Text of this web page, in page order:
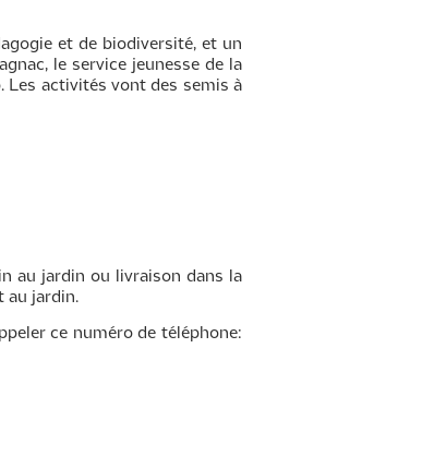
et de biodiversité, et un
le service jeunesse de la
Les activités vont des semis à
au jardin ou livraison dans la
au jardin.
ce numéro de téléphone: